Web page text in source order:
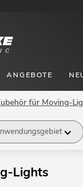
ANGEBOTE
für Moving-
Lights